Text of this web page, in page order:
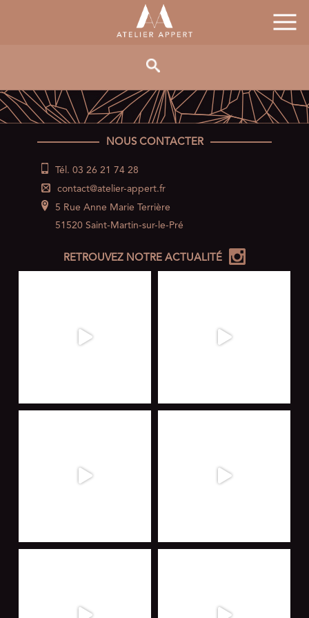
NOUS CONTACTER
5 Rue Anne Marie Terrière
51520 Saint-Martin-sur-le-Pré
Tél. 03 26 21 74 28
contact@atelier-appert.fr
RETROUVEZ NOTRE ACTUALITÉ